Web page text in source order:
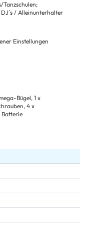
Tanzschulen;
/ Alleinunterhalter
Einstellungen
Bügel, 1 x
4 x
Batterie